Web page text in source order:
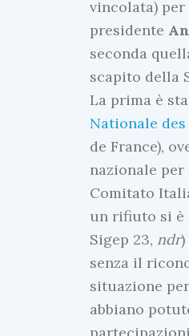
vincolata) per
presidente
seconda
scapito della
La prima è
Nationale
de France),
nazionale
Comitato
un rifiuto si è
Sigep 23, ndr
senza il
situazione
abbiano